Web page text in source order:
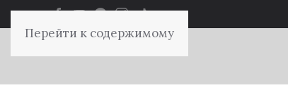
Перейти к содержимому